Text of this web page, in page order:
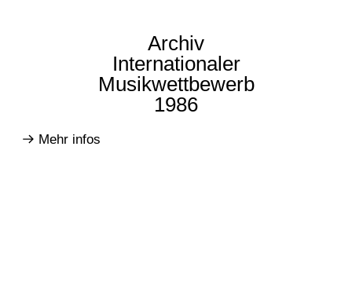
Archiv
Internationaler
Musikwettbewerb
1986
Mehr infos